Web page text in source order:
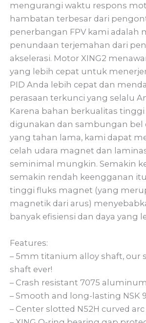
mengurangi waktu respons
hambatan terbesar dari
penerbangan FPV kami adalah
penundaan terjemahan dari
akselerasi. Motor XING2
yang lebih cepat untuk
PID Anda lebih cepat dan
perasaan terkunci yang selalu
Karena bahan berkualitas tinggi
digunakan dan sambungan bel
yang tahan lama, kami dapat
celah udara magnet dan
seminimal mungkin. Semakin
semakin rendah keengganan
tinggi fluks magnet (yang
magnetik dari arus)
banyak efisiensi dan daya yang
Features:
– 5mm titanium alloy shaft, our
shaft ever!
– Crash resistant 7075
– Smooth and long-lasting NSK
– Center slotted N52H curved